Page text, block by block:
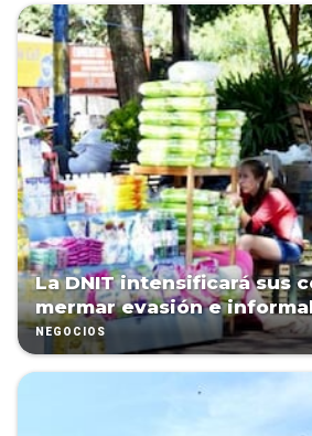
La DNIT intensificará sus
mermar evasión e
NEGOCIOS